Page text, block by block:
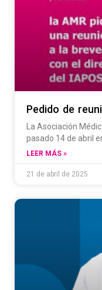
Pedido de
La Asociación
pasado 14 de abril
LEER MÁS »
21 de abril de 2025